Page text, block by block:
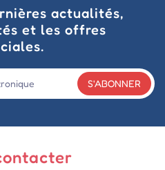
actualités,
et les offres
S'ABONNER